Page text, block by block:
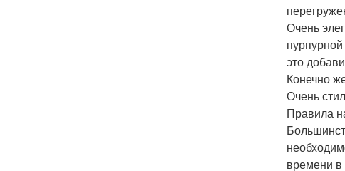
Очень
это
Конечно
Очень
Правила
времени в